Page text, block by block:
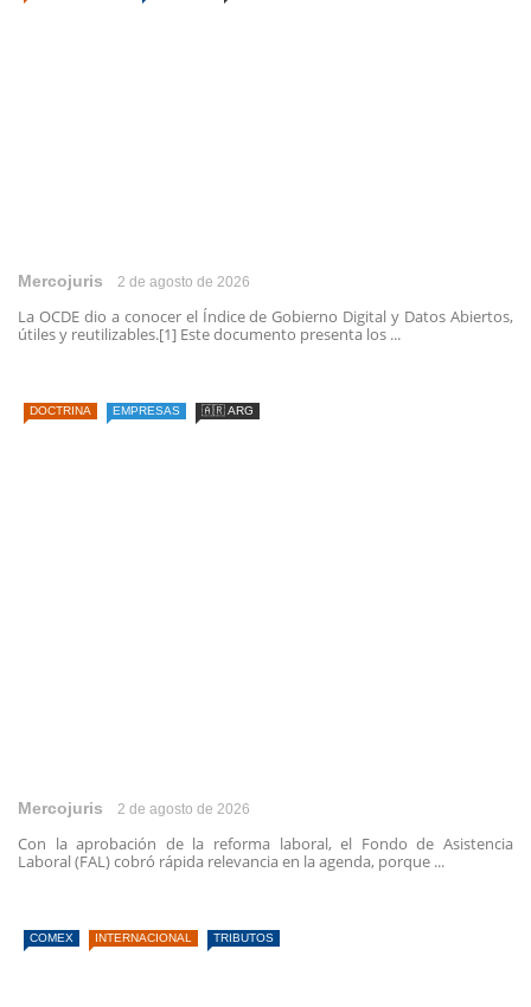
Mercojuris 2 de agosto de 2026
La OCDE dio a conocer el Índice de Gobierno Digital y Datos Abiertos,
útiles y reutilizables.[1] Este documento presenta los ...
DOCTRINA EMPRESAS 🇦🇷 ARG
Mercojuris 2 de agosto de 2026
Con la aprobación de la reforma laboral, el Fondo de Asistencia
Laboral (FAL) cobró rápida relevancia en la agenda, porque ...
COMEX INTERNACIONAL TRIBUTOS